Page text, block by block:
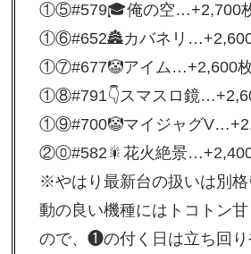
①⑤#579🎓俺の空…+2,700
①⑥#652🏯カバネリ
①⑦#677🤡アイム…+2,600
①⑧#791👇スマスロ鏡
①⑨#700🤡マイジャグ
②⓪#582🎇花火絶景
※やはり最新台の扱いは別
動の良い機種にはトコトン
ので、❶の付く日は立ち回り